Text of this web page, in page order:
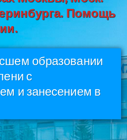
Помощь
образовании
с
и занесением в